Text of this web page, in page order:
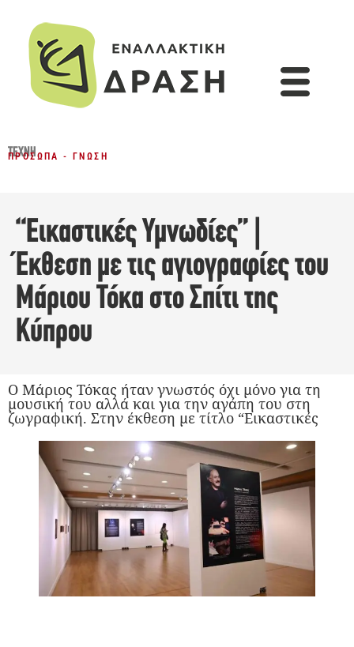
ΤΈΧΝΗ
ΠΡΌΣΩΠΑ - ΓΝΏΣΗ
“Εικαστικές Υμνωδίες” |
Έκθεση με τις αγιογραφίες του
Μάριου Τόκα στο Σπίτι της
Κύπρου
O Μάριος Τόκας ήταν γνωστός όχι μόνο για τη
μουσική του αλλά και για την αγάπη του στη
ζωγραφική. Στην έκθεση με τίτλο “Εικαστικές